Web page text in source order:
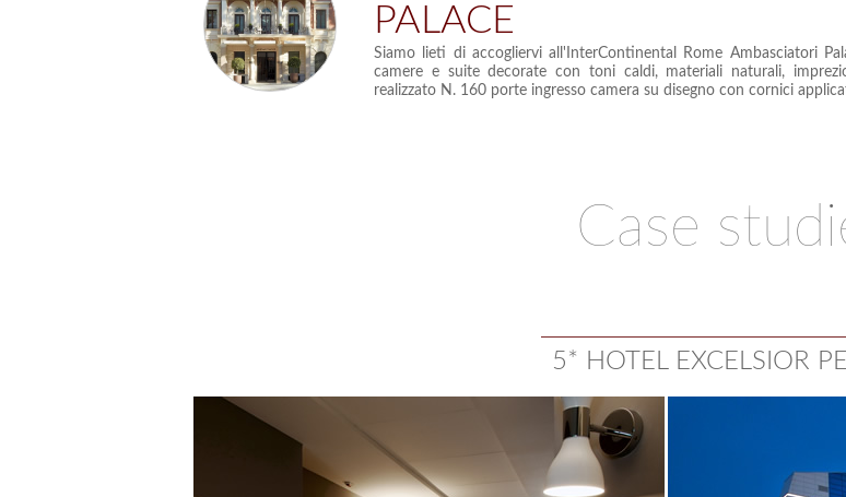
PALACE
Siamo lieti di accogliervi all'InterContinental Rome Ambasciatori
camere e suite decorate con toni caldi, materiali naturali,
realizzato N. 160 porte ingresso camera su disegno con cornici
Case
5* HOTEL EXCELSIOR